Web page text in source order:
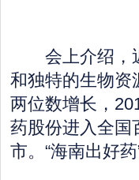
会上介绍，近
和独特的生物资
两位数增长，
药股份进入全国
市。“海南出好